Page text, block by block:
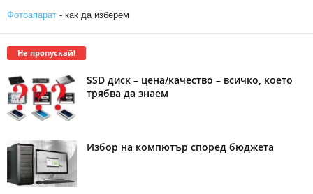
Фотоапарат - как да изберем
Не пропускай!
SSD диск – цена/качество – всичко, което
трябва да знаем
Избор на компютър според бюджета